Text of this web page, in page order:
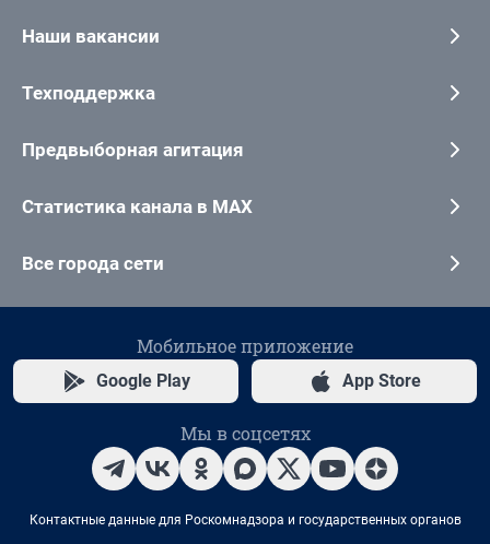
Наши вакансии
Техподдержка
Предвыборная агитация
Статистика канала в MAX
Все города сети
Мобильное приложение
Google Play App Store
Мы в соцсетях
Контактные данные для Роскомнадзора и государственных органов